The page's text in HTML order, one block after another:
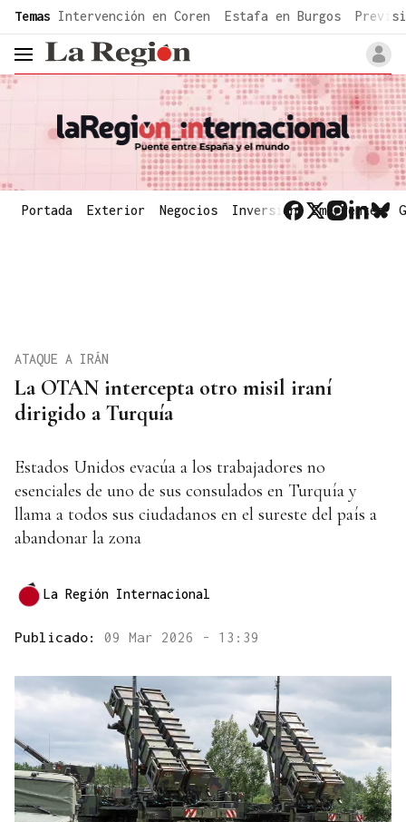
common.go-to-content
Temas Intervención en Coren Estafa en Burgos
header.menu.open
Portada Exterior Negocios Inversión Emergentes
La OTAN intercepta otro misil iraní
dirigido a Turquía
ATAQUE A IRÁN
Estados Unidos evacúa a los trabajadores no
esenciales de uno de sus consulados en Turquía y
llama a todos sus ciudadanos en el sureste del país a
abandonar la zona
La Región Internacional
Publicado: 09 Mar 2026 - 13:39